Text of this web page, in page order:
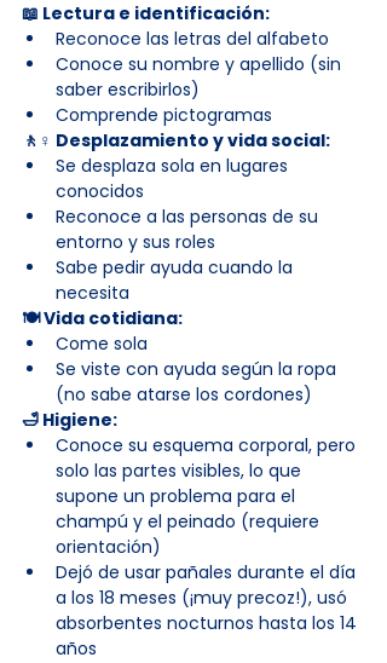
📖 Lectura e identificación:
Reconoce las letras del alfabeto
Conoce su nombre y apellido (sin
saber escribirlos)
Comprende pictogramas
🚶♀️ Desplazamiento y vida social:
Se desplaza sola en lugares
conocidos
Reconoce a las personas de su
entorno y sus roles
Sabe pedir ayuda cuando la
necesita
🍽️ Vida cotidiana:
Come sola
Se viste con ayuda según la ropa
(no sabe atarse los cordones)
🛁 Higiene:
Conoce su esquema corporal, pero
solo las partes visibles, lo que
supone un problema para el
champú y el peinado (requiere
orientación)
Dejó de usar pañales durante el día
a los 18 meses (¡muy precoz!), usó
absorbentes nocturnos hasta los 14
años